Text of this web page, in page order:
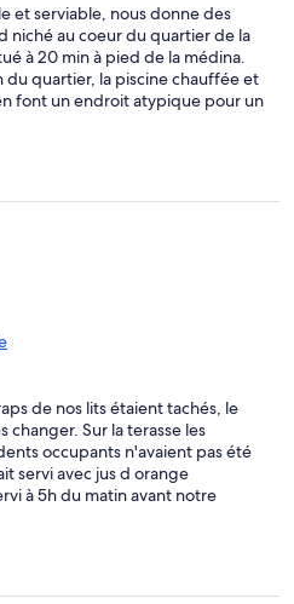
et serviable, nous donne des
niché au coeur du quartier de la
à 20 min à pied de la médina.
du quartier, la piscine chauffée et
font un endroit atypique pour un
de nos lits étaient tachés, le
changer. Sur la terasse les
occupants n'avaient pas été
servi avec jus d orange
à 5h du matin avant notre
qu une nuit.